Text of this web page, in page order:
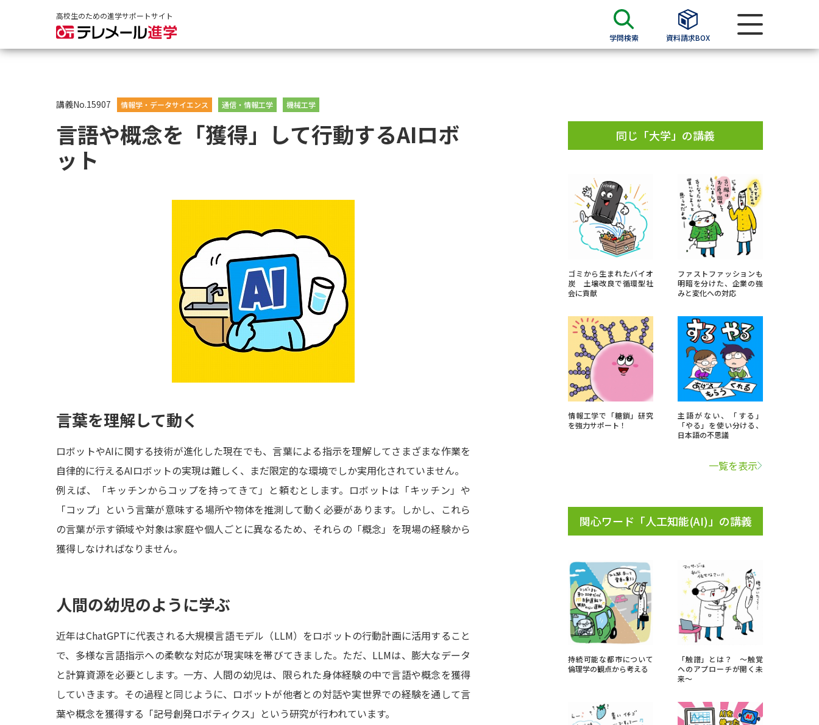
高校生のための進学サポートサイト
学問検索 資料請求BOX
大学・短大の資料種類から請求
過去問題集
留学・進学関連、塾・予備校
大学入学共通テスト「受験上の配慮案内」の請求
高等学校卒業程度認定試験
小学校教員資格認定試験
大学検索
大学で学べる内容や特徴を調べる
新増設大学・学部・学科特集
データサイエンス特集
進路の３択
新学年スタート号特集ページ（高3生用）
新学年スタート号特集ページ（高2生用）
実施プログラムから探す
来場型・Web型イベント特集
受験準備 資料検索
講義No.15907 情報学・データサイエンス 通信・情報工学 機械工学
言語や概念を「獲得」して行動するAIロボ
ット
言葉を理解して動く
ロボットやAIに関する技術が進化した現在でも、言葉による指示を理解してさまざまな作業を
自律的に行えるAIロボットの実現は難しく、まだ限定的な環境でしか実用化されていません。
例えば、「キッチンからコップを持ってきて」と頼むとします。ロボットは「キッチン」や
「コップ」という言葉が意味する場所や物体を推測して動く必要があります。しかし、これら
の言葉が示す領域や対象は家庭や個人ごとに異なるため、それらの「概念」を現場の経験から
獲得しなければなりません。
人間の幼児のように学ぶ
近年はChatGPTに代表される大規模言語モデル（LLM）をロボットの行動計画に活用すること
で、多様な言語指示への柔軟な対応が現実味を帯びてきました。ただ、LLMは、膨大なデータ
と計算資源を必要とします。一方、人間の幼児は、限られた身体経験の中で言語や概念を獲得
していきます。その過程と同じように、ロボットが他者との対話や実世界での経験を通して言
葉や概念を獲得する「記号創発ロボティクス」という研究が行われています。
同じ「大学」の講義
ゴミから生まれたバイオ
炭 土壌改良で循環型社
会に貢献
ファストファッションも
明暗を分けた、企業の強
みと変化への対応
情報工学で「糖鎖」研究
を強力サポート！
主語がない、「する」
「やる」を使い分ける、
日本語の不思議
一覧を表示
関心ワード「人工知能(AI)」の講義
持続可能な都市について
倫理学の観点から考える
「触譜」とは？ ～触覚
へのアプローチが開く未
来～